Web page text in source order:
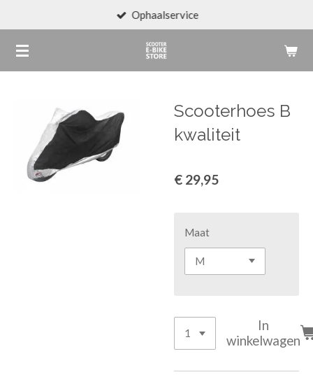
naar
de
Ophaalservice
Scooterhoes B
kwaliteit
€ 29,95
Maat
In
winkelwagen